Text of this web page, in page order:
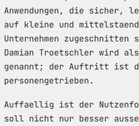
Anwendungen, die sicher,
auf kleine und
Unternehmen
Damian Troetschler wird als
genannt; der Auftritt ist
personengetrieben.
Auffaellig ist der
soll nicht nur besser